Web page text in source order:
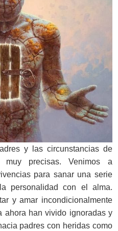
y las circunstancias de
muy precisas. Venimos a
para sanar una serie
personalidad con el alma.
y amar incondicionalmente
ahora han vivido ignoradas y
padres con heridas como